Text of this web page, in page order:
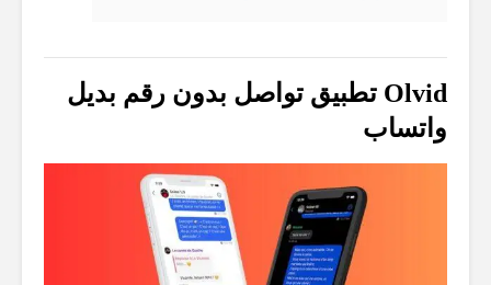
Olvid تطبيق تواصل بدون رقم بديل
واتساب